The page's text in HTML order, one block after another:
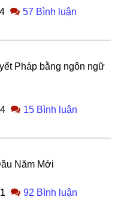
57 Bình luận
Pháp bằng ngôn ngữ
15 Bình luận
Năm Mới
92 Bình luận